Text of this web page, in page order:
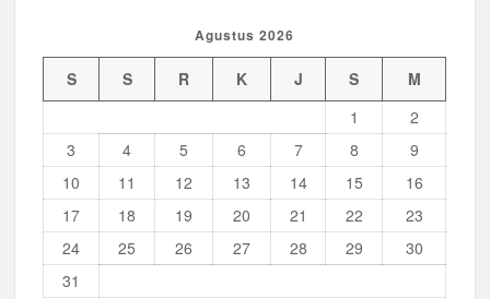
Agustus 2026
S S R K J S
M
1
2
3
4 5 6 7 8
9
10
11 12 13 14 15
16
17
18 19 20 21 22
23
24
25 26 27 28 29
30
31